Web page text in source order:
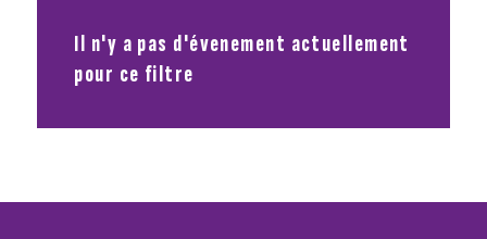
Il n'y a pas d'évenement actuellement
pour ce filtre